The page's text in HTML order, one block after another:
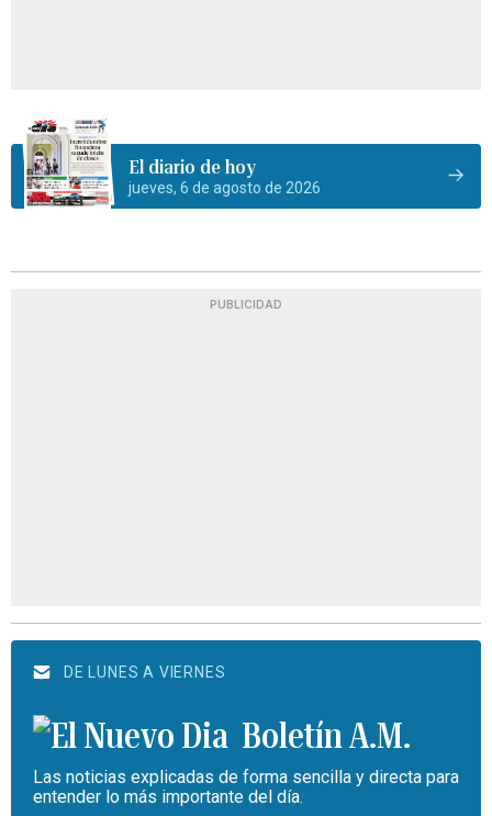
El diario de hoy
jueves, 6 de agosto de 2026
PUBLICIDAD
DE LUNES A VIERNES
Boletín A.M.
Las noticias explicadas de forma sencilla y directa para
entender lo más importante del día.